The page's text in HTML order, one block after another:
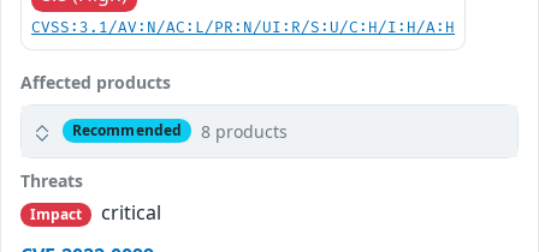
CVSS:3.1/AV:N/AC:L/PR:N/UI:R/S:U/C:H/I:H/A:H
Affected products
Recommended 8 products
Threats
Impact
critical